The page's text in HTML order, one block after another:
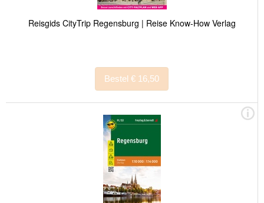
Reisgids CityTrip Regensburg | Reise Know-How Verlag
Bestel € 16,50